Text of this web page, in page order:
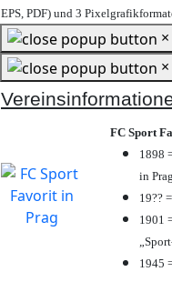
EPS, PDF) und 3
×
×
FC Sport
1898
in
19??
1901
1945